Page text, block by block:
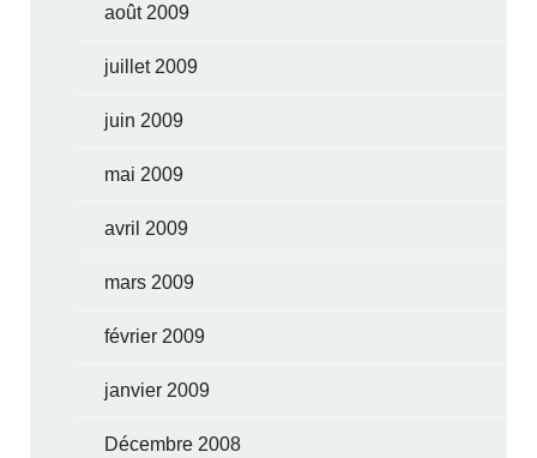
août 2009
juillet 2009
juin 2009
mai 2009
avril 2009
mars 2009
février 2009
janvier 2009
Décembre 2008